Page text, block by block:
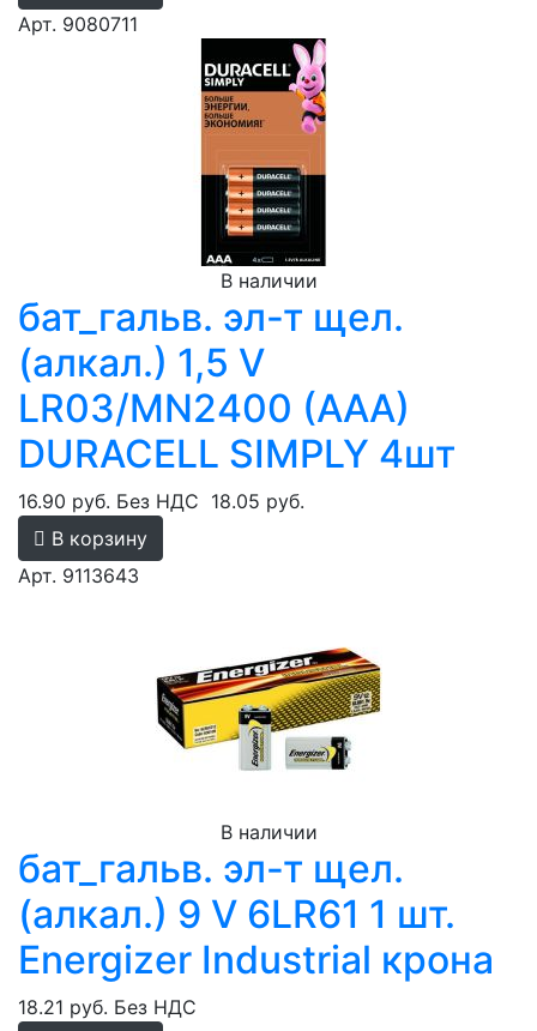
Арт. 9080711
В наличии
бат_гальв. эл-т щел.
(алкал.) 1,5 V
LR03/MN2400 (AAA)
DURACELL SIMPLY 4шт
16.90 руб. Без НДС 18.05 руб.
В корзину
Арт. 9113643
В наличии
бат_гальв. эл-т щел.
(алкал.) 9 V 6LR61 1 шт.
Energizer Industrial крона
18.21 руб. Без НДС